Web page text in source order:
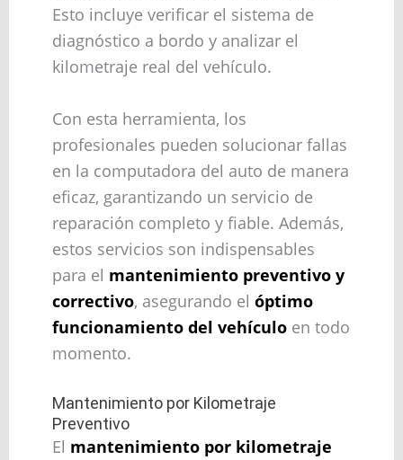
Esto incluye verificar el sistema de
diagnóstico a bordo y analizar el
kilometraje real del vehículo.
Con esta herramienta, los
profesionales pueden solucionar fallas
en la computadora del auto de manera
eficaz, garantizando un servicio de
reparación completo y fiable. Además,
estos servicios son indispensables
para el mantenimiento preventivo y
correctivo, asegurando el óptimo
funcionamiento del vehículoen todo
momento.
Mantenimiento por Kilometraje
Preventivo
El mantenimiento por kilometraje